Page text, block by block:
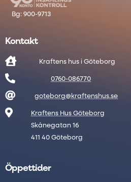
Kontakt
 Kraftens hus i Göteborg
 0760-086770
 goteborg@kraftenshus.se

Kraftens Hus Göteborg
Skånegatan 16
411 40 Göteborg
Öppettider